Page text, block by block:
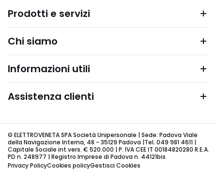
Prodotti e servizi
Chi siamo
Informazioni utili
Assistenza clienti
© ELETTROVENETA SPA Società Unipersonale | Sede: Padova Viale
della Navigazione Interna, 48 - 35129 Padova |Tel. 049 981 4611 |
Capitale Sociale int.vers. € 520.000 | P. IVA CEE IT 00184820280 R.E.A.
PD n. 248977 | Registro Imprese di Padova n. 44121bis
Privacy PolicyCookies policyGestisci Cookies